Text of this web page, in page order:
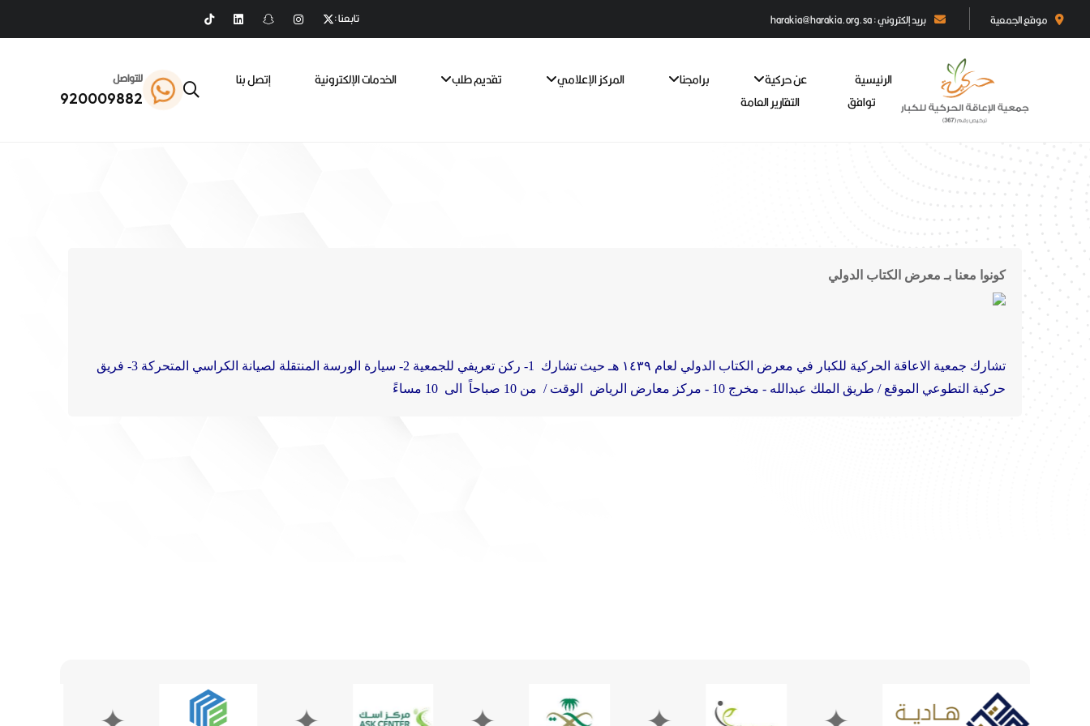
موقع الجمعية بريد إلكتروني : harakia@harakia.org.sa تابعنا :
الرئيسية عن حركية برامجنا المركز الإعلامي تقديم طلب الخدمات الإلكترونية
إتصل بنا
توافق
التقارير العامة
للتواصل
920009882
كونوا معنا بـ معرض الكتاب الدولي
تشارك جمعية الاعاقة الحركية للكبار في معرض الكتاب الدولي لعام ١٤٣٩ هـ حيث تشارك 1- ركن تعريفي للجمعية 2- سيارة الورسة المنتقلة لصيانة الكراسي المتحركة
3- فريق
حركية التطوعي الموقع / طريق الملك عبدالله - مخرج 10 - مركز معارض الرياض الوقت / من 10 صباحاً الى 10 مساءً